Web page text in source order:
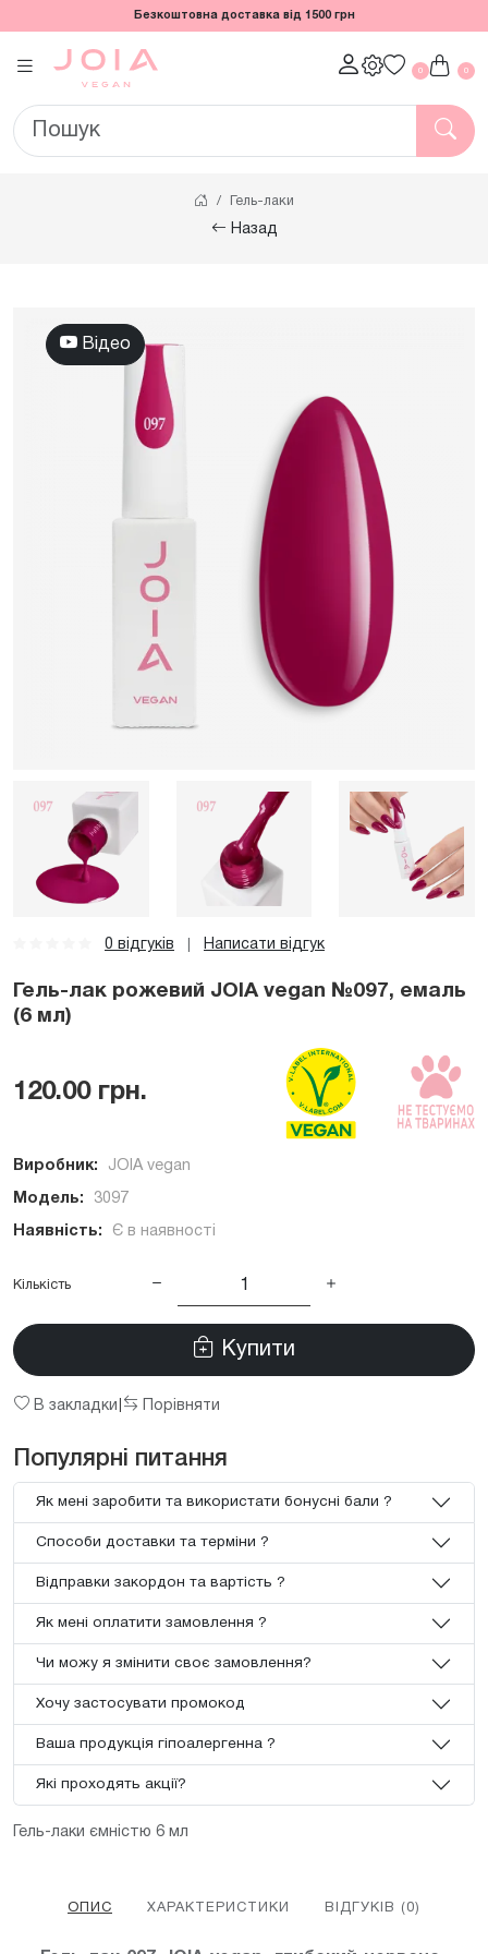
Безкоштовна доставка від 1500 грн
0 0
Гель-лаки
Назад
Відео
0 відгуків Написати відгук
Гель-лак рожевий JOIA vegan №097, емаль
(6 мл)
120.00 грн.
Виробник: JOIA vegan
Модель: 3097
Наявність: Є в наявності
Кількість
Купити
В закладки Порівняти
Популярні питання
Як мені заробити та використати бонусні бали ?
Способи доставки та терміни ?
Відправки закордон та вартість ?
Як мені оплатити замовлення ?
Чи можу я змінити своє замовлення?
Хочу застосувати промокод
Ваша продукція гіпоалергенна ?
Які проходять акції?
Гель-лаки ємністю 6 мл
ОПИС ХАРАКТЕРИСТИКИ ВІДГУКІВ (0)